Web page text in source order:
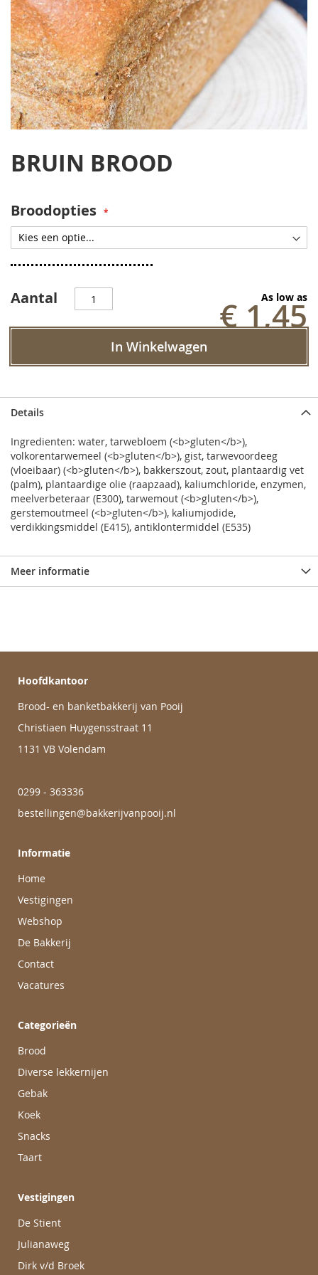
het
de
afbeeldingen-
gallerij
BRUIN BROOD
Broodopties
Aantal As low as
€ 1,45
In Winkelwagen
Details
Ingredienten: water, tarwebloem (<b>gluten</b>),
volkorentarwemeel (<b>gluten</b>), gist, tarwevoordeeg
(vloeibaar) (<b>gluten</b>), bakkerszout, zout, plantaardig vet
(palm), plantaardige olie (raapzaad), kaliumchloride, enzymen,
meelverbeteraar (E300), tarwemout (<b>gluten</b>),
gerstemoutmeel (<b>gluten</b>), kaliumjodide,
verdikkingsmiddel (E415), antiklontermiddel (E535)
Meer informatie
Hoofdkantoor
Brood- en banketbakkerij van Pooij
Christiaen Huygensstraat 11
1131 VB Volendam
0299 - 363336
bestellingen@bakkerijvanpooij.nl
Informatie
Home
Vestigingen
Webshop
De Bakkerij
Contact
Vacatures
Categorieën
Brood
Diverse lekkernijen
Gebak
Koek
Snacks
Taart
Vestigingen
De Stient
Julianaweg
Dirk v/d Broek